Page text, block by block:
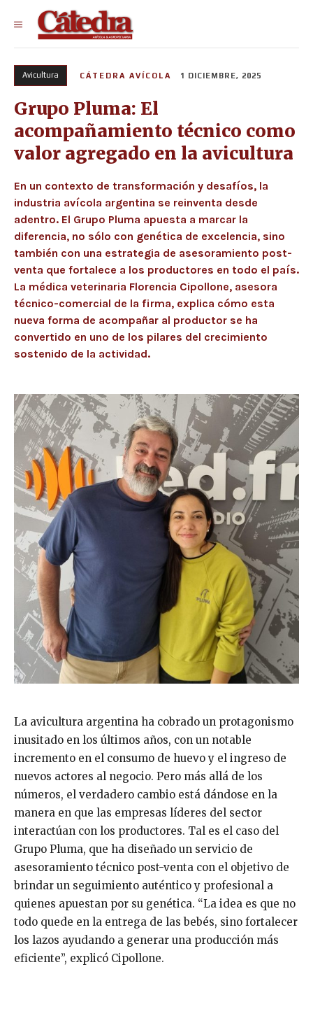
Avicultura CÁTEDRA AVÍCOLA 1 DICIEMBRE, 2025
Grupo Pluma: El
acompañamiento técnico como
valor agregado en la avicultura
En un contexto de transformación y desafíos, la
industria avícola argentina se reinventa desde
adentro. El Grupo Pluma apuesta a marcar la
diferencia, no sólo con genética de excelencia, sino
también con una estrategia de asesoramiento post-
venta que fortalece a los productores en todo el país.
La médica veterinaria Florencia Cipollone, asesora
técnico-comercial de la firma, explica cómo esta
nueva forma de acompañar al productor se ha
convertido en uno de los pilares del crecimiento
sostenido de la actividad.
La avicultura argentina ha cobrado un protagonismo
inusitado en los últimos años, con un notable
incremento en el consumo de huevo y el ingreso de
nuevos actores al negocio. Pero más allá de los
números, el verdadero cambio está dándose en la
manera en que las empresas líderes del sector
interactúan con los productores. Tal es el caso del
Grupo Pluma, que ha diseñado un servicio de
asesoramiento técnico post-venta con el objetivo de
brindar un seguimiento auténtico y profesional a
quienes apuestan por su genética. “La idea es que no
todo quede en la entrega de las bebés, sino fortalecer
los lazos ayudando a generar una producción más
eficiente”, explicó Cipollone.